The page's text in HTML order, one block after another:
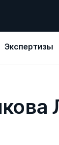
Экспертизы